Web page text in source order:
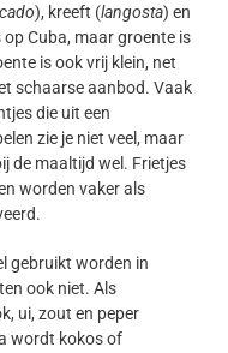
), kreeft (langosta) en
op Cuba, maar groente is
is ook vrij klein, net
schaarse aanbod. Vaak
die uit een
zie je niet veel, maar
de maaltijd wel. Frietjes
worden vaker als
gebruikt worden in
ook niet. Als
ui, zout en peper
wordt kokos of